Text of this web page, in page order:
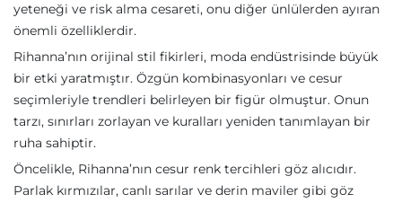
yeteneği ve risk alma cesareti, onu diğer ünlülerden ayıran
önemli özelliklerdir.
Rihanna’nın orijinal stil fikirleri, moda endüstrisinde büyük
bir etki yaratmıştır. Özgün kombinasyonları ve cesur
seçimleriyle trendleri belirleyen bir figür olmuştur. Onun
tarzı, sınırları zorlayan ve kuralları yeniden tanımlayan bir
ruha sahiptir.
Öncelikle, Rihanna’nın cesur renk tercihleri göz alıcıdır.
Parlak kırmızılar, canlı sarılar ve derin maviler gibi göz